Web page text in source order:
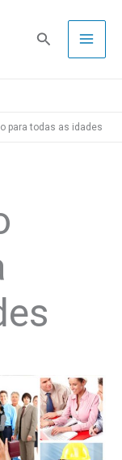
Pesquisa
para todas as idades